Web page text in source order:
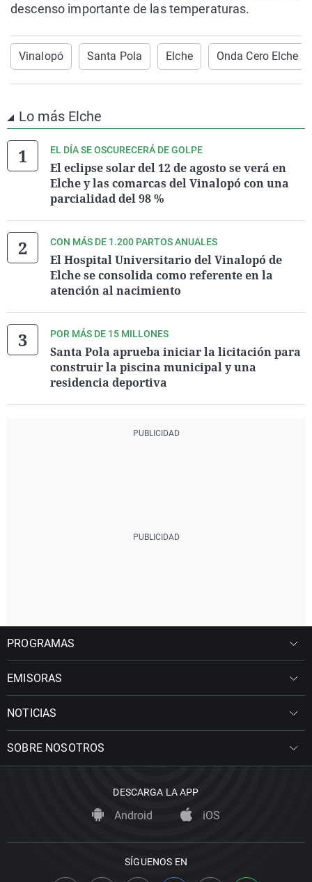
descenso importante de las temperaturas.
Vinalopó Santa Pola Elche Onda Cero Elche
Lo más Elche
EL DÍA SE OSCURECERÁ DE GOLPE
El eclipse solar del 12 de agosto se verá en
Elche y las comarcas del Vinalopó con una
parcialidad del 98 %
CON MÁS DE 1.200 PARTOS ANUALES
El Hospital Universitario del Vinalopó de
Elche se consolida como referente en la
atención al nacimiento
POR MÁS DE 15 MILLONES
Santa Pola aprueba iniciar la licitación para
construir la piscina municipal y una
residencia deportiva
PROGRAMAS
EMISORAS
NOTICIAS
SOBRE NOSOTROS
DESCARGA LA APP
Android iOS
SÍGUENOS EN